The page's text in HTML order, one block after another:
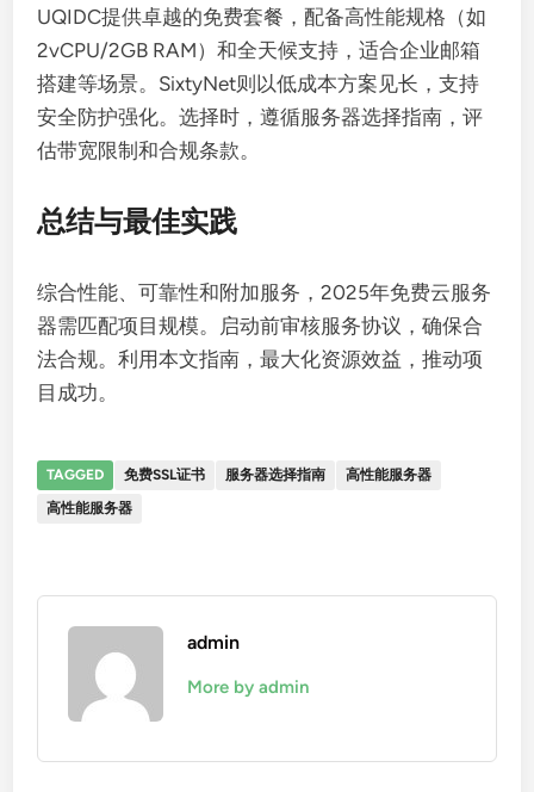
UQIDC提供卓越的免费套餐，配备高性能规格（如
2vCPU/2GB RAM）和全天候支持，适合企业邮箱
搭建等场景。SixtyNet则以低成本方案见长，支持
安全防护强化。选择时，遵循服务器选择指南，评
估带宽限制和合规条款。
总结与最佳实践
综合性能、可靠性和附加服务，2025年免费云服务
器需匹配项目规模。启动前审核服务协议，确保合
法合规。利用本文指南，最大化资源效益，推动项
目成功。
TAGGED 免费SSL证书 服务器选择指南
​​高性能服务器​​
高性能服务器
admin
More by admin